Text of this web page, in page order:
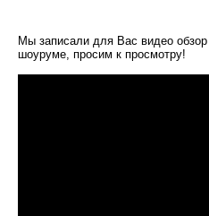
Мы записали для Вас видео
шоуруме, просим к просмотру!